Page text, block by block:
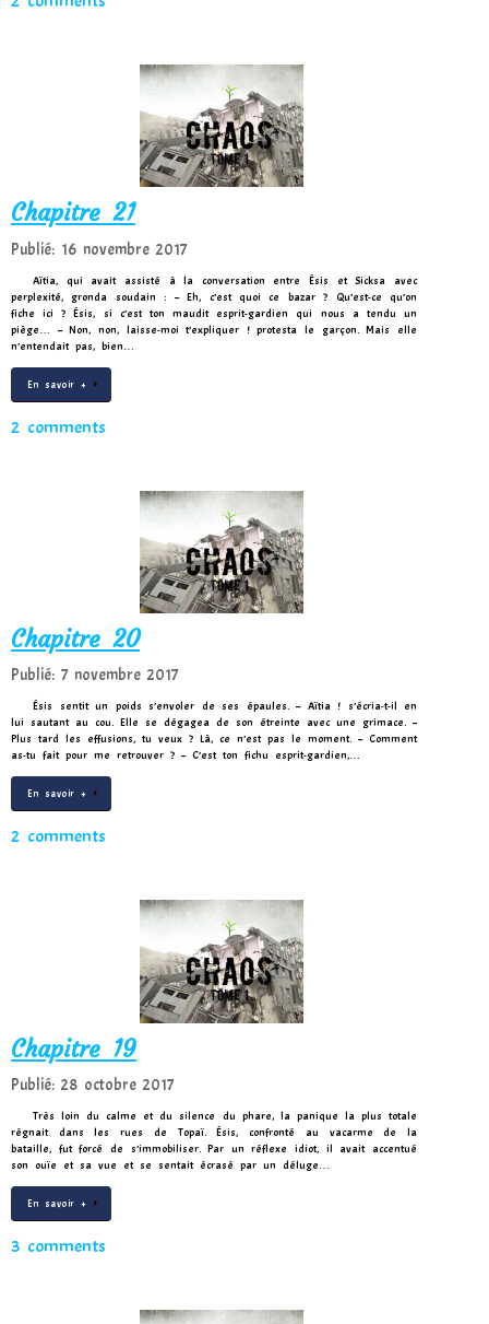
Chapitre 21
Publié: 16 novembre 2017
Aïtia, qui avait assisté à la conversation entre Ésis et Sicksa avec
perplexité, gronda soudain : – Eh, c’est quoi ce bazar ? Qu’est-ce qu’on
fiche ici ? Ésis, si c’est ton maudit esprit-gardien qui nous a tendu un
piège… – Non, non, laisse-moi t’expliquer ! protesta le garçon. Mais elle
n’entendait pas, bien…
En savoir +
2 comments
Chapitre 20
Publié: 7 novembre 2017
Ésis sentit un poids s’envoler de ses épaules. – Aïtia ! s’écria-t-il en
lui sautant au cou. Elle se dégagea de son étreinte avec une grimace. –
Plus tard les effusions, tu veux ? Là, ce n’est pas le moment. – Comment
as-tu fait pour me retrouver ? – C’est ton fichu esprit-gardien,…
En savoir +
2 comments
Chapitre 19
Publié: 28 octobre 2017
Très loin du calme et du silence du phare, la panique la plus totale
régnait dans les rues de Topaï. Ésis, confronté au vacarme de la
bataille, fut forcé de s’immobiliser. Par un réflexe idiot, il avait accentué
son ouïe et sa vue et se sentait écrasé par un déluge…
En savoir +
3 comments